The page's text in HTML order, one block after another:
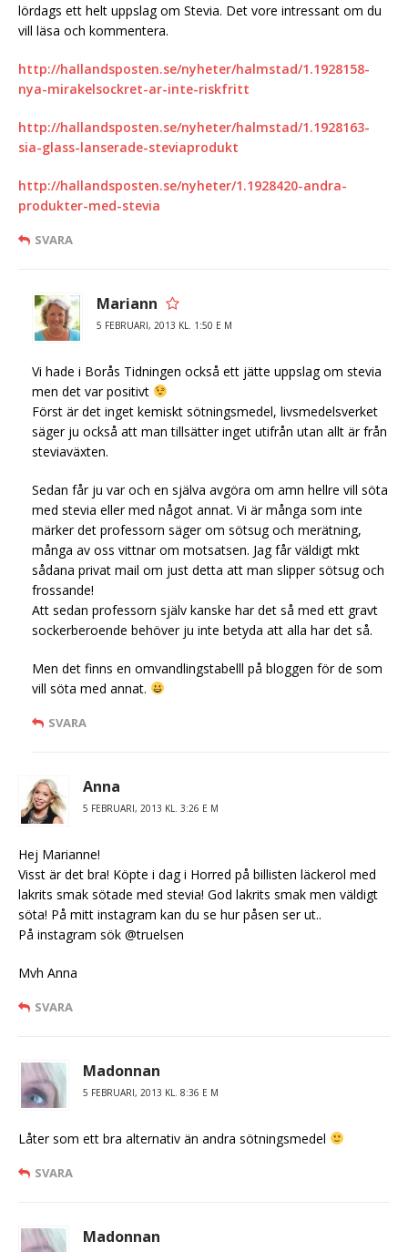
lördags ett helt uppslag om Stevia. Det vore intressant om du
vill läsa och kommentera.
http://hallandsposten.se/nyheter/halmstad/1.1928158-
nya-mirakelsockret-ar-inte-riskfritt
http://hallandsposten.se/nyheter/halmstad/1.1928163-
sia-glass-lanserade-steviaprodukt
http://hallandsposten.se/nyheter/1.1928420-andra-
produkter-med-stevia
SVARA
Mariann
5 FEBRUARI, 2013 KL. 1:50 E M
Vi hade i Borås Tidningen också ett jätte uppslag om stevia
men det var positivt
Först är det inget kemiskt sötningsmedel, livsmedelsverket
säger ju också att man tillsätter inget utifrån utan allt är från
steviaväxten.
Sedan får ju var och en själva avgöra om amn hellre vill söta
med stevia eller med något annat. Vi är många som inte
märker det professorn säger om sötsug och merätning,
många av oss vittnar om motsatsen. Jag får väldigt mkt
sådana privat mail om just detta att man slipper sötsug och
frossande!
Att sedan professorn själv kanske har det så med ett gravt
sockerberoende behöver ju inte betyda att alla har det så.
Men det finns en omvandlingstabelll på bloggen för de som
vill söta med annat.
SVARA
Anna
5 FEBRUARI, 2013 KL. 3:26 E M
Hej Marianne!
Visst är det bra! Köpte i dag i Horred på billisten läckerol med
lakrits smak sötade med stevia! God lakrits smak men väldigt
söta! På mitt instagram kan du se hur påsen ser ut..
På instagram sök @truelsen
Mvh Anna
SVARA
Madonnan
5 FEBRUARI, 2013 KL. 8:36 E M
Låter som ett bra alternativ än andra sötningsmedel
SVARA
Madonnan